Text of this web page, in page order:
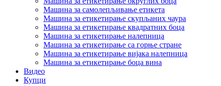
Машина за самолепљивање етикета
Машина за етикетирање скупљаних чаура
Машина за етикетирање квадратних боца
Машина за етикетирање налепница
Машина за етикетирање са горње стране
Машина за етикетирање вијака налепница
Машина за етикетирање боца вина
Видео
Купци